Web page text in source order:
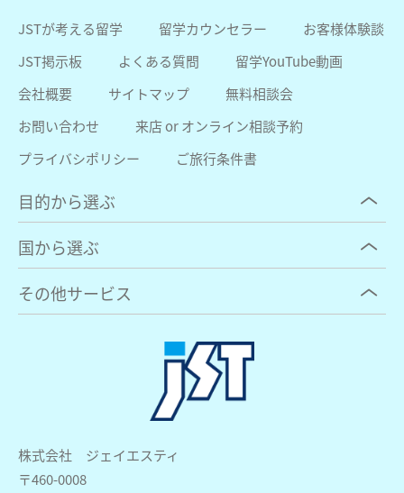
株式会社 ジェイエスティ
〒460-0008
JSTが考える留学 留学カウンセラー
お客様体験談
JST掲示板
よくある質問
留学YouTube動画
会社概要
サイトマップ
無料相談会
お問い合わせ
来店 or オンライン相談予約
プライバシポリシー
ご旅行条件書
目的から選ぶ
国から選ぶ
その他サービス